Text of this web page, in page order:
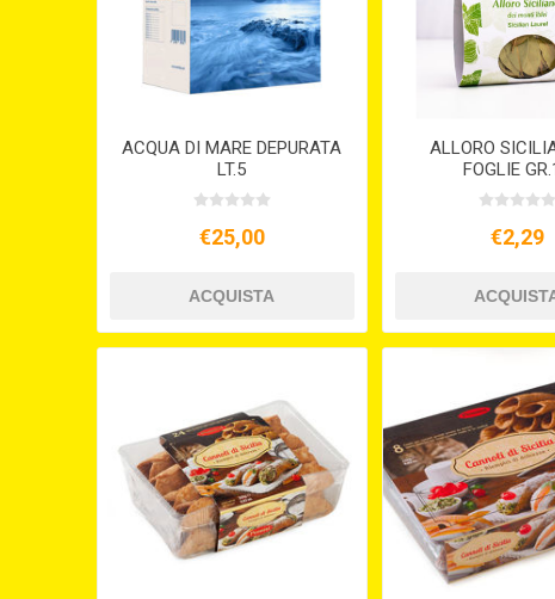
ACQUA DI MARE DEPURATA
LT.5
€25,00
ALLORO
FOGLIE
€2,29